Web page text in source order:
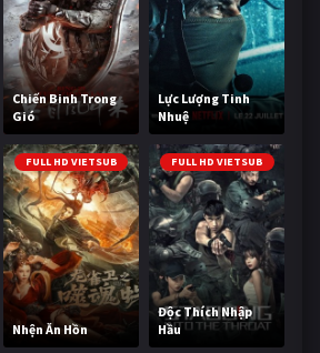
Chiến Binh Trong
Gió
Lực Lượng Tinh
Nhuệ
FULL HD VIETSUB
Nhện Ăn Hồn
FULL HD VIETSUB
Độc Thích Nhập
Hầu